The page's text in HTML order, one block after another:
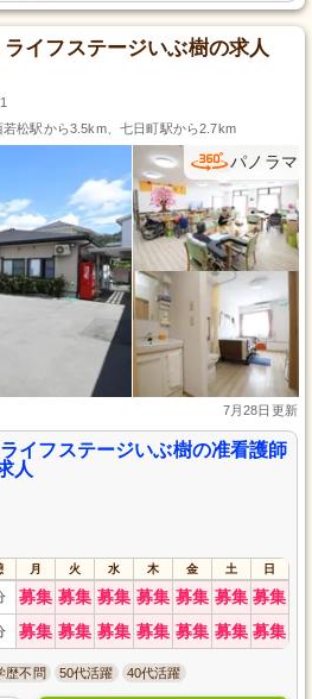
イフステージいぶ樹の求人
松駅から3.5km、七日町駅から2.7km
パノラマ
7月28日更新
イフステージいぶ樹の准看護師
人
月 火 水 木 金 土 日
募集 募集 募集 募集 募集 募集 募集
募集 募集 募集 募集 募集 募集 募集
歴不問 50代活躍 40代活躍